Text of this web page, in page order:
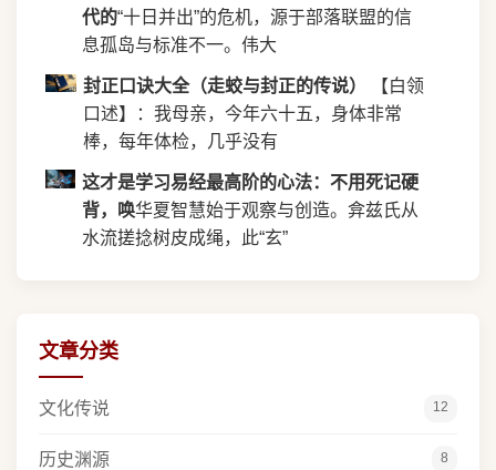
代的“十日并出”的危机，源于部落联盟的信
息孤岛与标准不一。伟大
封正口诀大全（走蛟与封正的传说）
【白领
口述】：我母亲，今年六十五，身体非常
棒，每年体检，几乎没有
这才是学习易经最高阶的心法：不用死记硬
背，唤华夏智慧始于观察与创造。弇兹氏从
水流搓捻树皮成绳，此“玄”
文章分类
文化传说 12
历史渊源 8